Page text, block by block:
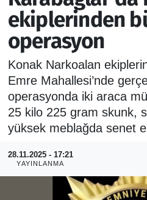
ekiplerinden
operasyon
Konak Narkoalan
Emre Mahallesi’nde
operasyonda iki araca
25 kilo 225 gram skunk,
yüksek meblağda senet
28.11.2025 - 17:21
YAYINLANMA
GENEL
EKONOMİ
SİYASET
SPOR
ASAYİŞ
RESMİ REKLAM
İzmir Trafik Yoğunluk
Puan Durumu ve Fikstür
Tüm Manşetler
Son Dakika Haberleri
Haber Arşivi